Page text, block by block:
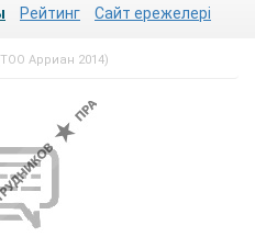
Рейтинг Сайт ережелері
Арриан 2014)